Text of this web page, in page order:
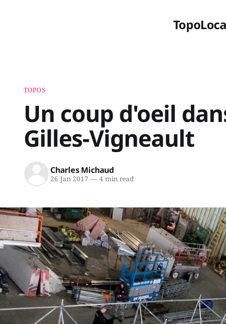
TOPOS
Un coup d'oeil
Gilles-Vigneault
Charles Michaud
26 Jan 2017 —4 min read